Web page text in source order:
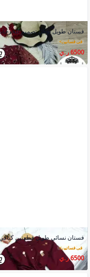
في فساتين>
6500 ر.ي
في فساتين>
6500 ر.ي